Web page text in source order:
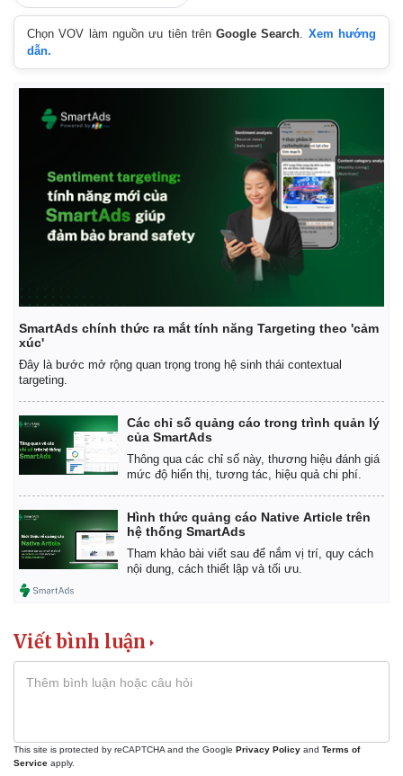
Chọn VOV làm nguồn ưu tiên trênGoogle Search
Xem hướng
dẫn.
SmartAds chính thức ra mắt tính năng Targeting theo 'cảm
xúc'
Đây là bước mở rộng quan trọng trong hệ sinh thái contextual
targeting.
Các chỉ số quảng cáo trong trình quản lý
của SmartAds
Thông qua các chỉ số này, thương hiệu đánh giá
mức độ hiển thị, tương tác, hiệu quả chi phí.
Hình thức quảng cáo Native Article trên
hệ thống SmartAds
Tham khảo bài viết sau để nắm vị trí, quy cách
nội dung, cách thiết lập và tối ưu.
Viết bình luận
This site is protected by reCAPTCHA and the Google Privacy Policy and Terms of
Service apply.